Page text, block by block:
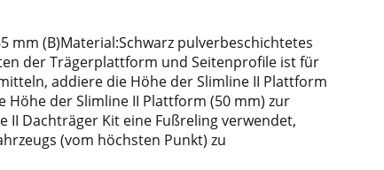
mm (B)Material:Schwarz pulverbeschichtetes
der Trägerplattform und Seitenprofile ist für
addiere die Höhe der Slimline II Plattform
Höhe der Slimline II Plattform (50 mm) zur
II Dachträger Kit eine Fußreling verwendet,
(vom höchsten Punkt) zu